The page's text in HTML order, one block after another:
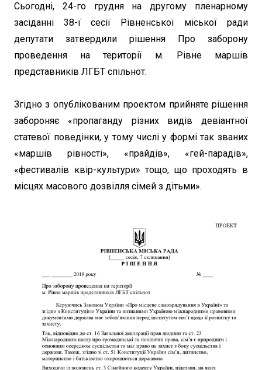
Сьогодні, 24-го грудня на другому пленарному
засіданні 38-ї сесії Рівненської міської ради
депутати затвердили рішення Про заборону
проведення на території м. Рівне маршів
представників ЛГБТ спільнот.
Згідно з опублікованим проектом прийняте рішення
забороняє «пропаганду різних видів девіантної
статевої поведінки, у тому числі у формі так званих
«маршів рівності», «прайдів», «гей-парадів»,
«фестивалів квір-культури» тощо, що проходять в
місцях масового дозвілля сімей з дітьми».